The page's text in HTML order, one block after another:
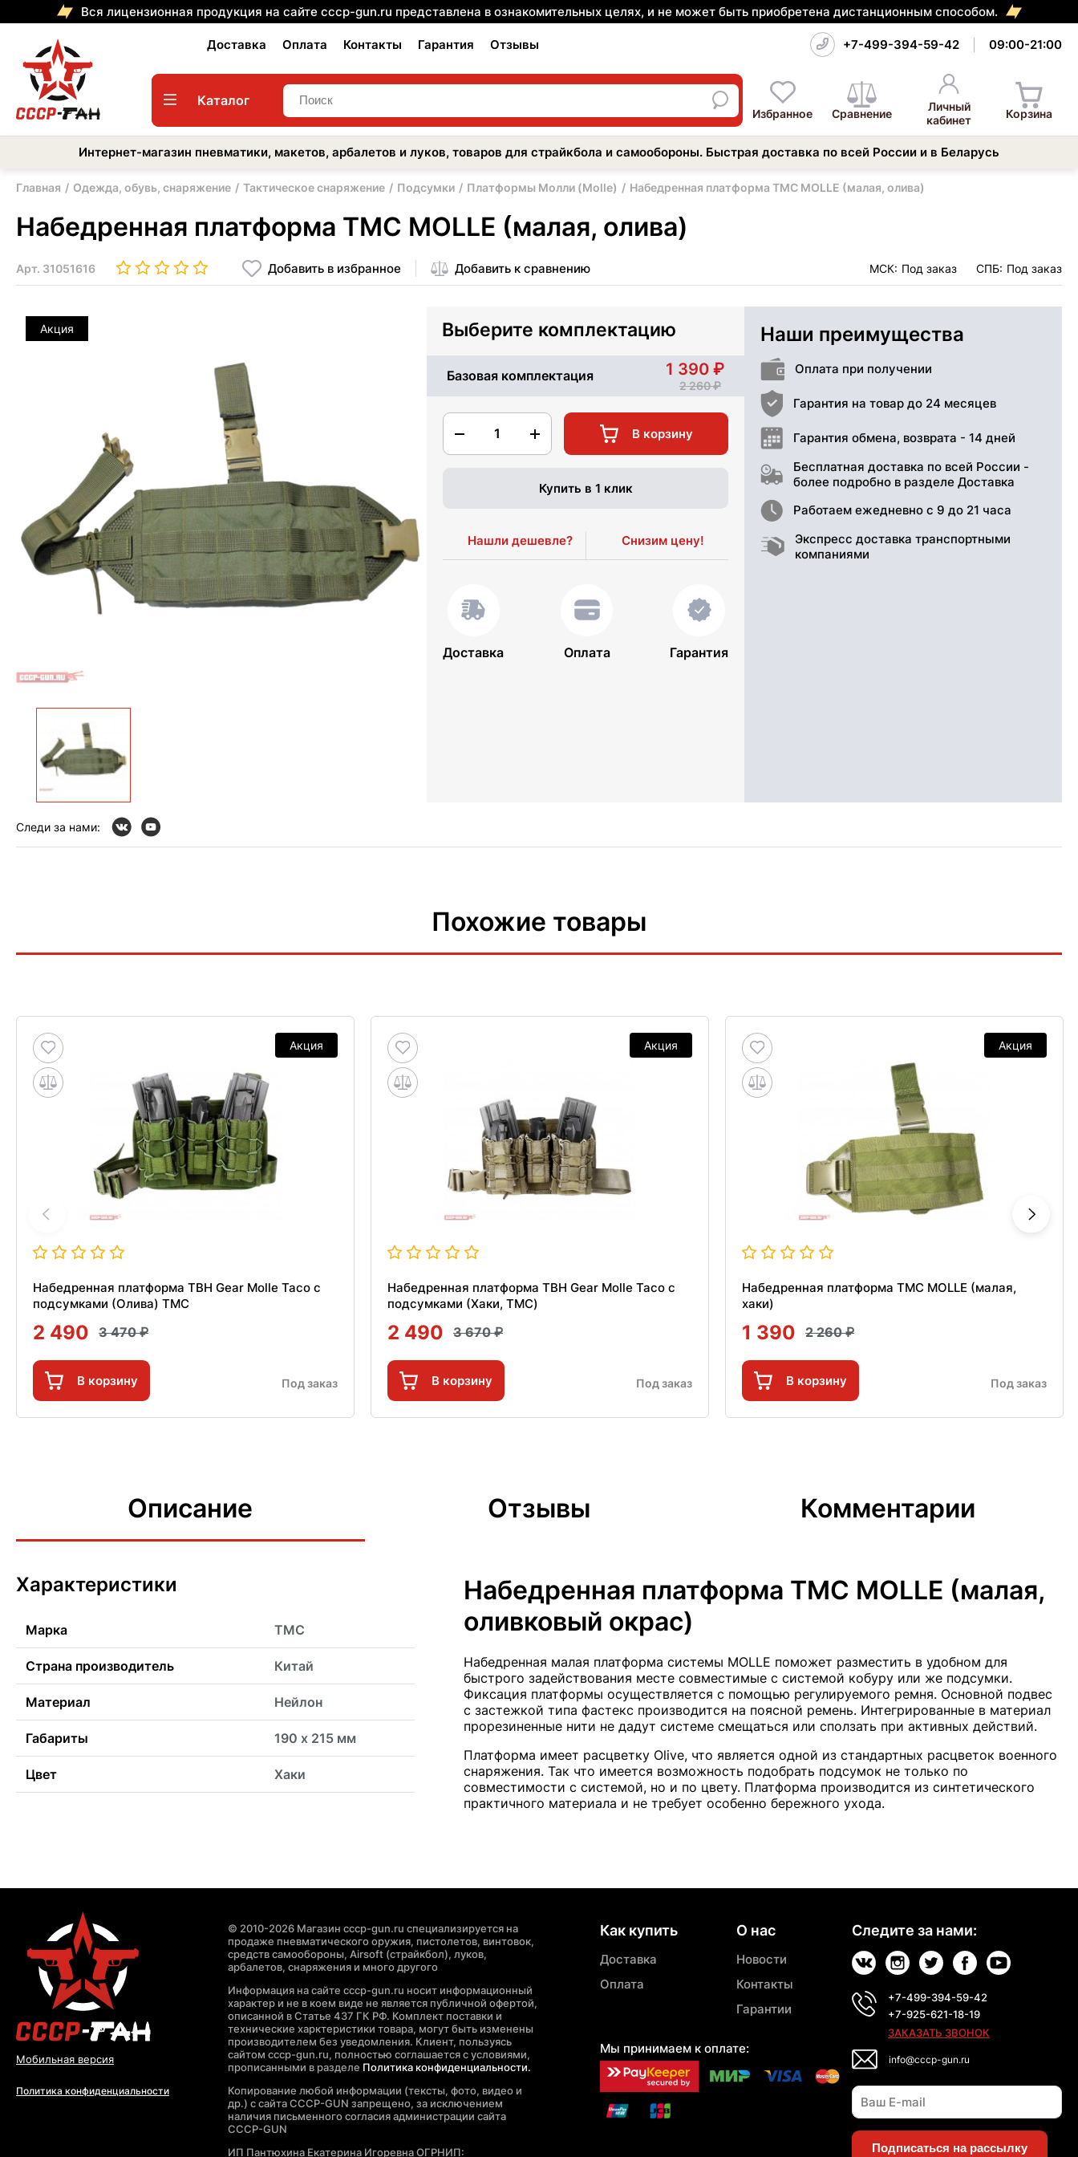
Вся лицензионная продукция на сайте cccp-gun.ru представлена в ознакомительных целях, и не может быть приобретена дистанционным способом.
Доставка Оплата Контакты Гарантия Отзывы +7-499-394-59-42 09:00-21:00
Каталог
Избранное Сравнение
Личный
кабинет
Корзина
Интернет-магазин пневматики, макетов, арбалетов и луков, товаров для страйкбола и самообороны. Быстрая доставка по всей России и в Беларусь
Главная Одежда, обувь, снаряжение Тактическое снаряжение Подсумки Платформы Молли (Molle) Набедренная платформа TMC MOLLE (малая, олива)
Набедренная платформа TMC MOLLE (малая, олива)
Арт. 31051616 Добавить в избранное Добавить к сравнению МСК: Под заказ СПБ: Под заказ
Акция Выберите комплектацию
Базовая комплектация 1 390
2 260
1 В корзину
Купить в 1 клик
Нашли дешевле? Снизим цену!
Доставка Оплата Гарантия
Наши преимущества
Оплата при получении
Гарантия на товар до 24 месяцев
Гарантия обмена, возврата - 14 дней
Бесплатная доставка по всей России -
более подробно в разделе Доставка
Работаем ежедневно с 9 до 21 часа
Экспресс доставка транспортными
компаниями
Следи за нами:
Похожие товары
Акция
Набедренная платформа TBH Gear Molle Taco c
подсумками (Олива) TMC
2 490 3 470
В корзину Под заказ
Акция
Набедренная платформа TBH Gear Molle Taco c
подсумками (Хаки, TMC)
2 490 3 670
В корзину Под заказ
Акция
Набедренная платформа TMC MOLLE (малая,
хаки)
1 390 2 260
В корзину Под заказ
Описание Отзывы Комментарии
Характеристики
Марка TMC
Страна производитель Китай
Материал Нейлон
Габариты 190 х 215 мм
Цвет Хаки
Набедренная платформа TMC MOLLE (малая,
оливковый окрас)
Набедренная малая платформа системы MOLLE поможет разместить в удобном для
быстрого задействования месте совместимые с системой кобуру или же подсумки.
Фиксация платформы осуществляется с помощью регулируемого ремня. Основной подвес
с застежкой типа фастекс производится на поясной ремень. Интегрированные в материал
прорезиненные нити не дадут системе смещаться или сползать при активных действий.
Платформа имеет расцветку Olive, что является одной из стандартных расцветок военного
снаряжения. Так что имеется возможность подобрать подсумок не только по
совместимости с системой, но и по цвету. Платформа производится из синтетического
практичного материала и не требует особенно бережного ухода.
Мобильная версия
Политика конфиденциальности
© 2010-2026 Магазин cccp-gun.ru специализируется на
продаже пневматического оружия, пистолетов, винтовок,
средств самообороны, Airsoft (страйкбол), луков,
арбалетов, снаряжения и много другого
Информация на сайте cccp-gun.ru носит информационный
характер и не в коем виде не является публичной офертой,
описанной в Статье 437 ГК РФ. Комплект поставки и
технические харктеристики товара, могут быть изменены
производителем без уведомления. Клиент, пользуясь
сайтом cccp-gun.ru, полностью соглашается с условиями,
прописанными в разделе Политика конфиденциальности.
Копирование любой информации (тексты, фото, видео и
др.) с сайта CCCP-GUN запрещено, за исключением
наличия письменного согласия администрации сайта
CCCP-GUN
ИП Пантюхина Екатерина Игоревна ОГРНИП:
Как купить
Доставка
Оплата
Мы принимаем к оплате:
О нас
Новости
Контакты
Гарантии
Следите за нами:
+7-499-394-59-42
+7-925-621-18-19
ЗАКАЗАТЬ ЗВОНОК
info@cccp-gun.ru
Подписаться на рассылку